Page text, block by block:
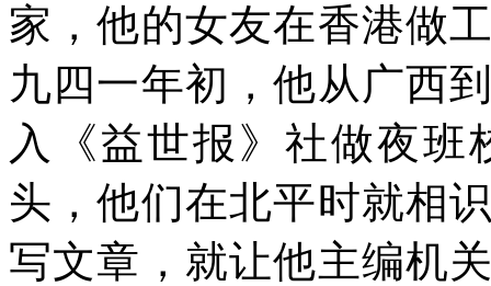
家，他的女友在香港做
九四一年初，他从广西
入《益世报》社做夜
头，他们在北平时就相
写文章，就让他主编机